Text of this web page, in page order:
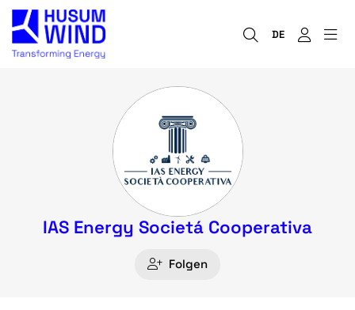
DE
IAS Energy Societá Cooperativa
Folgen